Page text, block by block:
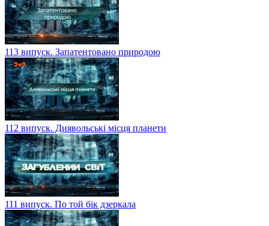
113 випуск. Запатентовано природою
112 випуск. Диявольські місця планети
111 випуск. По той бік дзеркала